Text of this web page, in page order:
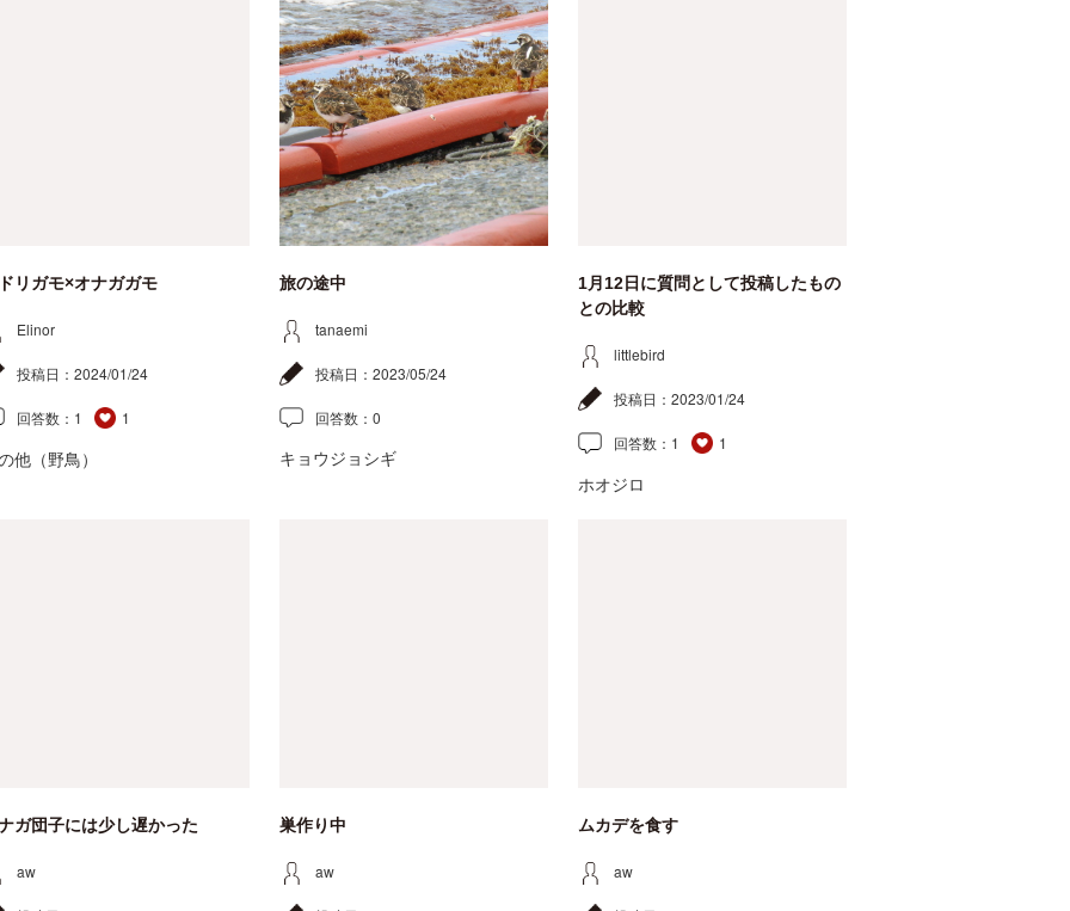
リガモ×オナガガモ
Elinor
投稿日： 2024/01/24
回答数： 1 1
他（野鳥）
旅の途中
tanaemi
投稿日： 2023/05/24
回答数： 0
キョウジョシギ
1月12日に質問として投稿したもの
との比較
littlebird
投稿日： 2023/01/24
回答数： 1 1
ホオジロ
ガ団子には少し遅かった
aw
巣作り中
aw
ムカデを食す
aw